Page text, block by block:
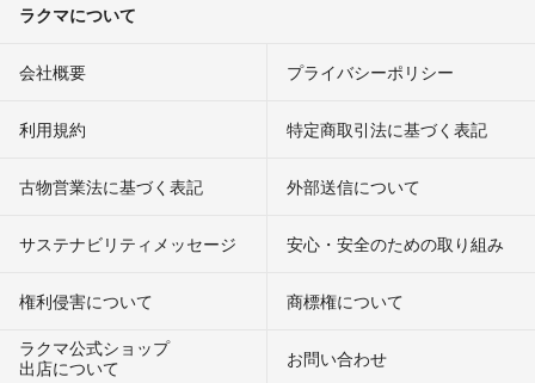
ラクマについて
会社概要 プライバシーポリシー
利用規約 特定商取引法に基づく表記
古物営業法に基づく表記 外部送信について
サステナビリティメッセージ 安心・安全のための取り組み
権利侵害について
商標権について
ラクマ公式ショップ
出店について
お問い合わせ